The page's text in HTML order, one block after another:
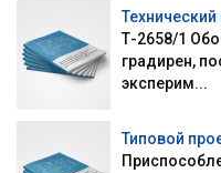
Т-2658/1
градирен,
эксперим...
Типовой